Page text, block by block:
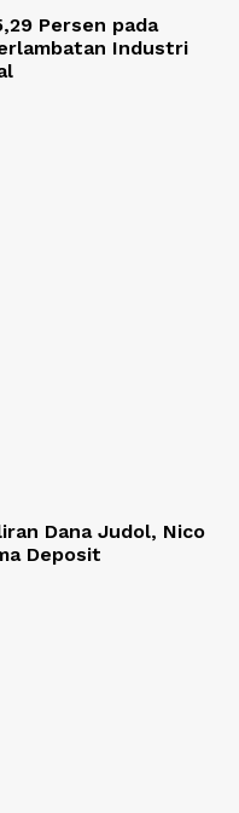
Persen pada
Industri
Dana Judol, Nico
Deposit